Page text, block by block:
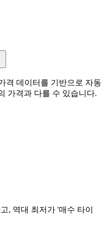
격 데이터를 기반으로 자동
가격과 다를 수 있습니다.
, 역대 최저가 '매수 타이